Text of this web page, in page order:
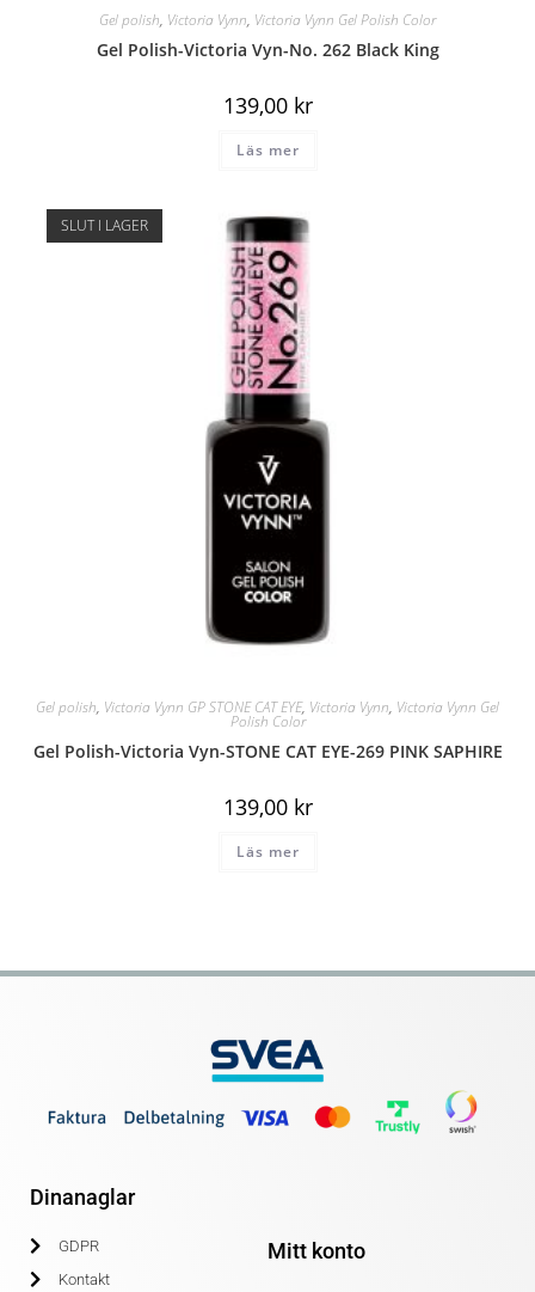
Gel polish, Victoria Vynn, Victoria Vynn Gel Polish Color
Gel Polish-Victoria Vyn-No. 262 Black King
139,00 kr
Läs mer
SLUT I LAGER
Gel polish, Victoria Vynn GP STONE CAT EYE, Victoria Vynn, Victoria Vynn Gel
Polish Color
Gel Polish-Victoria Vyn-STONE CAT EYE-269 PINK SAPHIRE
139,00 kr
Läs mer
Dinanaglar
GDPR
Kontakt
Mitt konto